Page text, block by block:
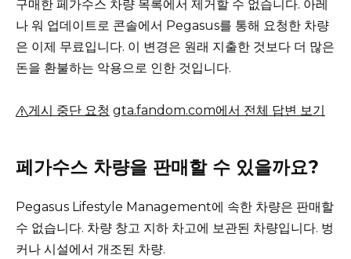
구매한 페가수스 차량 목록에서 제거할 수 없습니다. 아레
나 워 업데이트로 콘솔에서 Pegasus를 통해 요청한 차량
은 이제 무료입니다. 이 변경은 원래 지출한 것보다 더 많은
돈을 환불하는 악용으로 인한 것입니다.
게시 중단 요청 gta.fandom.com에서 전체 답변 보기
페가수스 차량을 판매할 수 있을까요?
Pegasus Lifestyle Management에 속한 차량은 판매할
수 없습니다. 차량 창고 지하 차고에 보관된 차량입니다. 벙
커나 시설에서 개조된 차량.